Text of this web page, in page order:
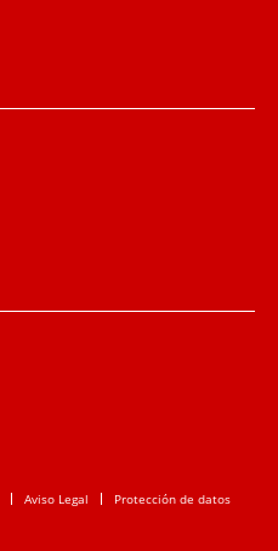
Aviso Legal Protección de datos